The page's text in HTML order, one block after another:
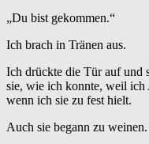
„Du bist gekommen.“
Ich brach in Tränen aus.
Ich drückte die Tür auf und
sie, wie ich konnte, weil ich
wenn ich sie zu fest hielt.
Auch sie begann zu weinen.